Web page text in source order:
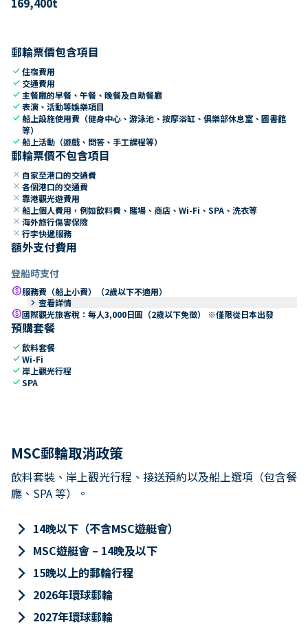
郵輪票價包含項目
check住宿費用
check 交通費用
check 主餐廳的早餐、午餐、晚餐及自助餐廳
check表演、活動等娛樂項目
check船上設施使用費（健身中心、游泳池、按摩浴缸、俱樂部休息室、圖書館
等）
check船上活動（遊戲、問答、手工課程等）
郵輪票價不包含項目
close 自家至港口的交通費
close 各個港口的交通費
close 靠港觀光遊費用
close 船上個人費用，例如飲料費、賭場、商店、Wi-Fi、SPA、洗衣等
close 海外旅行傷害保險
close 行李快遞服務
額外支付費用
登船時支付
paid服務費（船上小費）（2歲以下不適用）
keyboard_arrow_right 查看詳情
paid國際觀光旅客稅：每人3,000日圓（2歲以下免徵） ※僅限從日本出發
預購套餐
check飲料套餐
checkWi-Fi
check 岸上觀光行程
checkSPA
MSC郵輪取消政策
飲料套裝、岸上觀光行程、接送預約以及船上選項（包含餐
廳、SPA 等）。
keyboard_arrow_right 14晚以下（不含MSC遊艇會）
keyboard_arrow_right MSC遊艇會 – 14晚及以下
keyboard_arrow_right 15晚以上的郵輪行程
keyboard_arrow_right 2026年環球郵輪
keyboard_arrow_right 2027年環球郵輪